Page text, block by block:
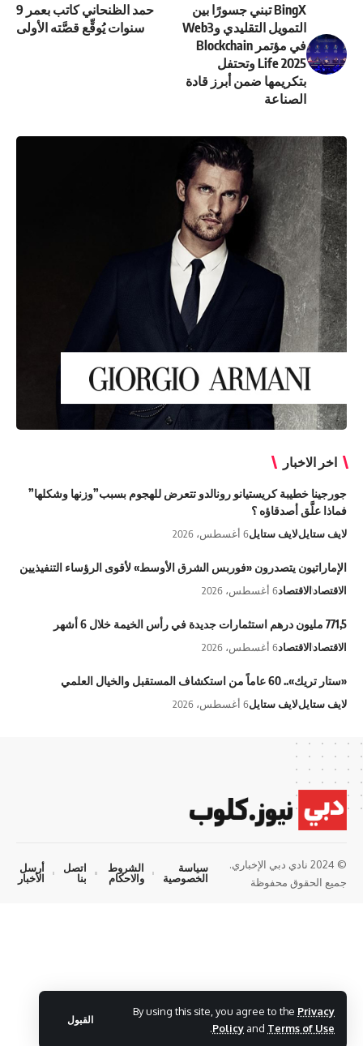
By using this site, you agree to the Privacy
Policy and Terms of Use
.
القبول
BingX تبني جسورًا بين
التمويل التقليدي وWeb3
في مؤتمر Blockchain
Life 2025 وتحتفل
بتكريمها ضمن أبرز قادة
الصناعة
حمد الظنحاني كاتب بعمر 9
سنوات يُوقِّع قصَّته الأولى
اخر الاخبار
جورجينا خطيبة كريستيانو رونالدو تتعرض للهجوم بسبب”وزنها وشكلها”
فماذا علَّق أصدقاؤه ؟
لايف ستايللايف ستايل6 أغسطس، 2026
الإماراتيون يتصدرون «فوربس الشرق الأوسط» لأقوى الرؤساء التنفيذيين
الاقتصادالاقتصاد6 أغسطس، 2026
771,5 مليون درهم استثمارات جديدة في رأس الخيمة خلال 6 أشهر
الاقتصادالاقتصاد6 أغسطس، 2026
«ستار تريك».. 60 عاماً من استكشاف المستقبل والخيال العلمي
لايف ستايللايف ستايل6 أغسطس، 2026
© 2024 نادي دبي الإخباري.
جميع الحقوق محفوظة
سياسة
الخصوصية
الشروط
والاحكام
اتصل
بنا
أرسل
الأخبار